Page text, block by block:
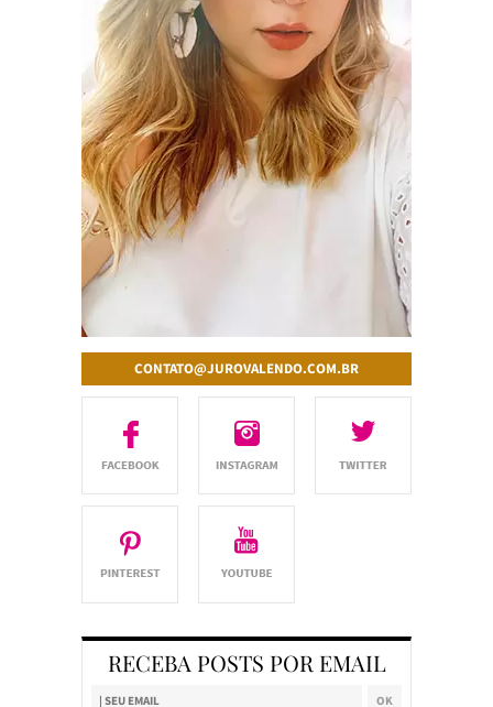
CONTATO@JUROVALENDO.COM.BR
RECEBA POSTS POR EMAIL